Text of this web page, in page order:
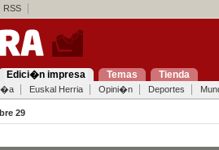
RSS
Edici�n impresa Temas Tienda
Euskal Herria Opini�n Deportes
29